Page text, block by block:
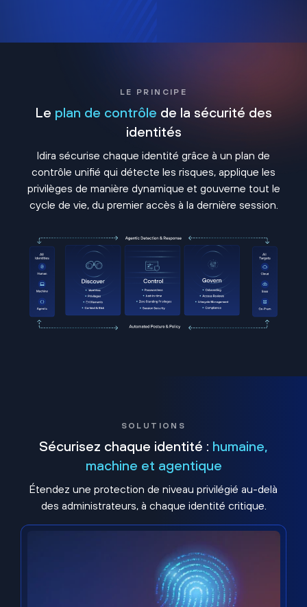
LE PRINCIPE
Le plan de contrôle de la sécurité des
identités
Idira sécurise chaque identité grâce à un plan de
contrôle unifié qui détecte les risques, applique les
privilèges de manière dynamique et gouverne tout le
cycle de vie, du premier accès à la dernière session.
SOLUTIONS
Sécurisez chaque identité : humaine,
machine et agentique
Étendez une protection de niveau privilégié au-delà
des administrateurs, à chaque identité critique.